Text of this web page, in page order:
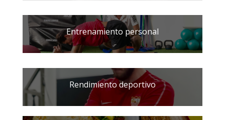
Entrenamiento personal
Rendimiento deportivo